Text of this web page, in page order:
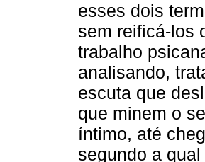
esses dois
sem reificá-los
trabalho
analisando,
escuta que
que minem o
íntimo, até
segundo a